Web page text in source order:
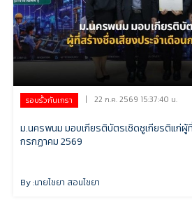
รอบรั้วกันเกรา | 22 ก.ค. 2569 15:37:40 น.
ม.นครพนม มอบเกียรติบัตรเชิดชูเกียรติแก่ผู้
กรกฏาคม 2569
By :นายไชยา สอนไชยา